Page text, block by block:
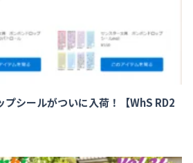
プシールがついに入荷！【WhS RD2